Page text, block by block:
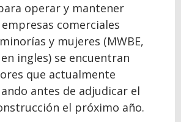
operar y mantener
comerciales
y mujeres (MWBE,
ingles) se encuentran
que actualmente
antes de adjudicar el
el próximo año.